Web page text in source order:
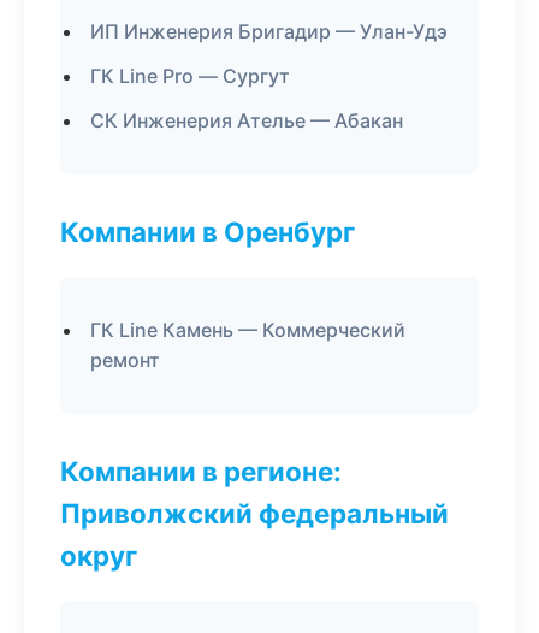
ИП Инженерия Бригадир — Улан-Удэ
ГК Line Pro — Сургут
СК Инженерия Ателье — Абакан
Компании в Оренбург
ГК Line Камень — Коммерческий
ремонт
Компании в регионе:
Приволжский федеральный
округ